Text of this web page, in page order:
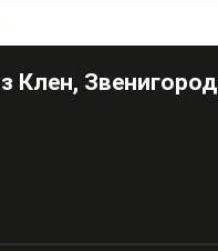
Клен, Звенигород